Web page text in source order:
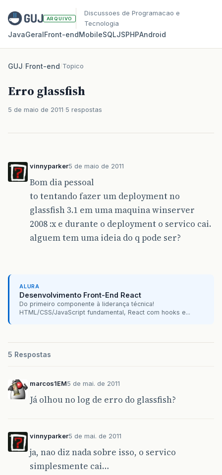
ARQUIVO
Discussoes de Programacao e
Tecnologia
JavaGeralFront‑endMobileSQLJSPHPAndroid
GUJ/Front-end/Topico
Erro glassfish
5 de maio de 2011 5 respostas
vinnyparker5 de maio de 2011
Bom dia pessoal
to tentando fazer um deployment no
glassfish 3.1 em uma maquina winserver
2008 :x e durante o deployment o servico cai.
alguem tem uma ideia do q pode ser?
ALURA
Desenvolvimento Front-End React
Do primeiro componente à liderança técnica!
HTML/CSS/JavaScript fundamental, React com hooks e...
5 Respostas
marcos1EM5 de mai. de 2011
Já olhou no log de erro do glassfish?
vinnyparker5 de mai. de 2011
ja, nao diz nada sobre isso, o servico
simplesmente cai…